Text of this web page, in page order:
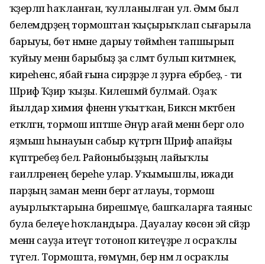
ҡәҙерләп һаҡланған, ҡулланылған ул. Әммә был
белемдәрҙең тормоштан ҡыҫырыҡлап сығарыла
барыуы, бөтә нәмәне дарыу төймәһенә тапшырып
ҡуйыу менән барыбыҙ ҙа сәләмәт булып китмәнек,
киреһенсә, ябай ғына сирҙәрҙе лә ҙурға ебәрәбеҙ, - ти
Шәрифә Ҡәҙир ҡыҙы. Килешмәй булмай. Оҙаҡ
йылдар химия фәненән уҡытҡан, Биксән мәктәбен
етәкләгән, тормош иптәше Әнүәр ағай менән бергә оло
яҙмыш һынауын сабыр күтәргән Шәрифә апайҙы
күптәребеҙ белә. Районыбыҙҙың лайыҡлы
ғаиләләренең береһе улар. Уҡымышлы, ижади
парҙың заман менән бергә атлауы, тормош
ауырлыҡтарына бирешмәүе, башҡаларға таяныс
була белеүе һоҡландыра. Дауалау көсөнә эйә сәйҙәр
менән сауҙа итеүгә тотоноп китеүҙәре лә осраҡлы
түгел. Тормошта, ғөмүмән, бер нәмә лә осраҡлы